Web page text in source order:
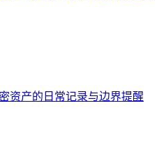
资产的日常记录与边界提醒